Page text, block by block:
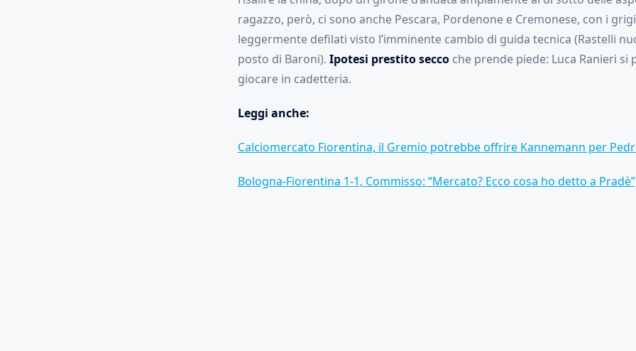
ragazzo, però, ci sono anche Pescara, Pordenone e Cremonese, con i
leggermente defilati visto l’imminente cambio di guida tecnica (Rastelli
posto di Baroni). Ipotesi prestito seccoche prende piede: Luca Ranieri si
giocare in cadetteria.
Leggi anche:
Calciomercato Fiorentina, il Gremio potrebbe offrire Kannemann per
Bologna-Fiorentina 1-1, Commisso: “Mercato? Ecco cosa ho detto a Pradè”